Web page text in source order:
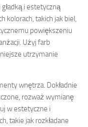
i estetyczną
kolorach, takich jak biel,
powiększeniu
Użyj farb
utrzymanie
wnętrza. Dokładnie
rozważ wymianę
w estetyczne i
takie jak rozkładane